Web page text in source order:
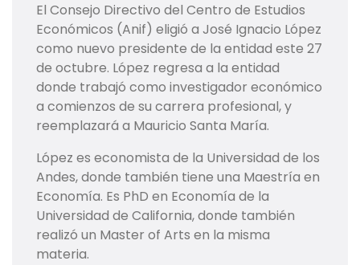
El Consejo Directivo del Centro de Estudios
Económicos (Anif) eligió a José Ignacio López
como nuevo presidente de la entidad este 27
de octubre. López regresa a la entidad
donde trabajó como investigador económico
a comienzos de su carrera profesional, y
reemplazará a Mauricio Santa María.
López es economista de la Universidad de los
Andes, donde también tiene una Maestría en
Economía. Es PhD en Economía de la
Universidad de California, donde también
realizó un Master of Arts en la misma
materia.